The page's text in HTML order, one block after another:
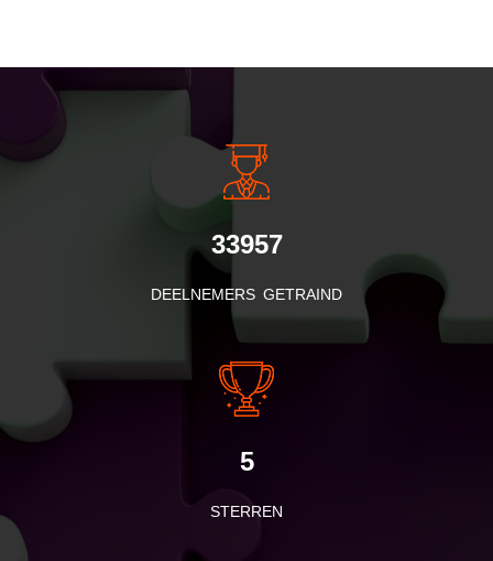
INSIDE INFORMATIE
33957
DEELNEMERS GETRAIND
5
STERREN